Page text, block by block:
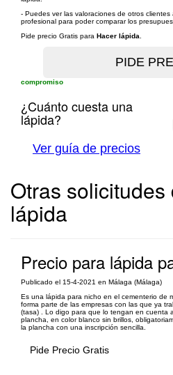
- Puedes ver las valoraciones de otros
profesional para poder comparar los
Pide precio Gratis para Hacer lápida
compromiso
¿Cuánto cuesta una
lápida?
Ver guía de precios
Otras
lápida
Precio para lápida
Publicado el 15-4-2021 en Málaga (Málaga)
Es una lápida para nicho en el cementerio de
forma parte de las empresas con las que ya
(tasa) . Lo digo para que lo tengan en cuenta
plancha, en color blanco sin brillos,
la plancha con una inscripción sencilla.
Pide Precio Gratis